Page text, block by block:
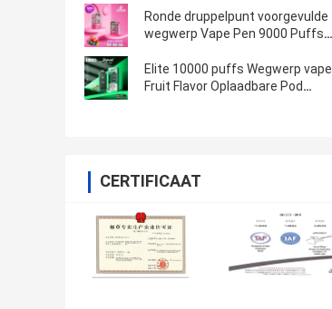
Ronde druppelpunt voorgevulde
wegwerp Vape Pen 9000 Puffs
Elite 10000 puffs Wegwerp vape
Fruit Flavor Oplaadbare Pod
CERTIFICAAT